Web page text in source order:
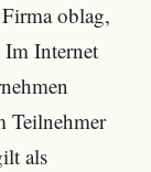
oblag,
Im Internet
Teilnehmer
als